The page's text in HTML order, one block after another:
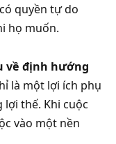
quyền tự do
họ muốn.
về định hướng
là một lợi ích phụ
thế. Khi cuộc
vào một nền